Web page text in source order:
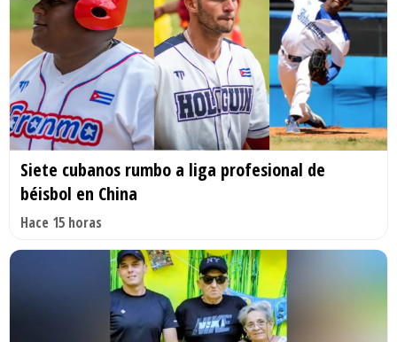
Siete cubanos rumbo a liga profesional de
béisbol en China
Hace 15 horas